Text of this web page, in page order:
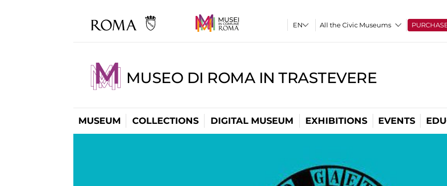
All the Civic Museums
MUSEO DI ROMA IN TRASTEVERE
MUSEUM COLLECTIONS DIGITAL MUSEUM EXHIBITIONS EVENTS